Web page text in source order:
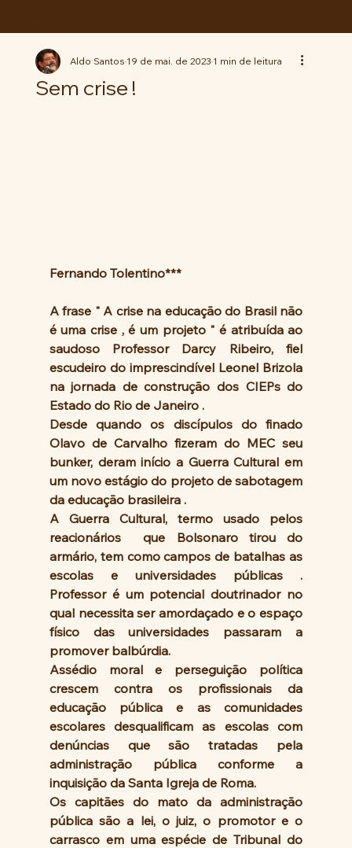
Sem crise !
Aldo Santos19 de mai. de 20231 min de leitura
Fernando Tolentino***
A frase " A crise na educação do Brasil não
é uma crise , é um projeto " é atribuída ao
saudoso Professor Darcy Ribeiro, fiel
escudeiro do imprescindível Leonel Brizola
na jornada de construção dos CIEPs do
Estado do Rio de Janeiro .
Desde quando os discípulos do finado
Olavo de Carvalho fizeram do MEC seu
bunker, deram início a Guerra Cultural em
um novo estágio do projeto de sabotagem
da educação brasileira .
A Guerra Cultural, termo usado pelos
reacionários  que Bolsonaro tirou do
armário, tem como campos de batalhas as
escolas e universidades públicas .
Professor é um potencial doutrinador no
qual necessita ser amordaçado e o espaço
físico das universidades passaram a
promover balbúrdia.
Assédio moral e perseguição política
crescem contra os profissionais da
educação pública e as comunidades
escolares desqualificam as escolas com
denúncias que são tratadas pela
administração pública conforme a
inquisição da Santa Igreja de Roma.
Os capitães do mato da administração
pública são a lei, o juiz, o promotor e o
carrasco em uma espécie de Tribunal do